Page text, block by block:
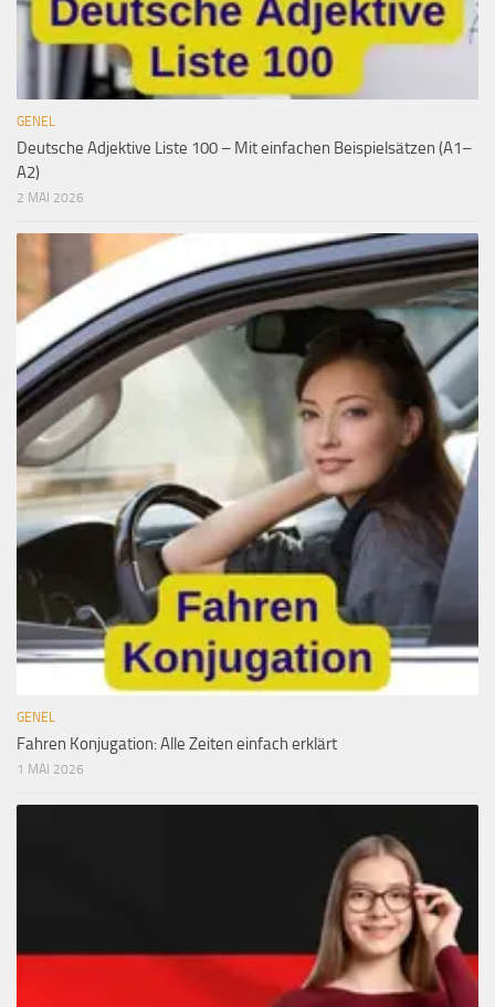
GENEL
Deutsche Adjektive Liste 100 – Mit einfachen Beispielsätzen (A1–
A2)
2 MAI 2026
GENEL
Fahren Konjugation: Alle Zeiten einfach erklärt
1 MAI 2026